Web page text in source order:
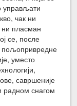
управљати
чак ни
пласман
се, после
пољопривредне
уместо
савршеније
радном снагом